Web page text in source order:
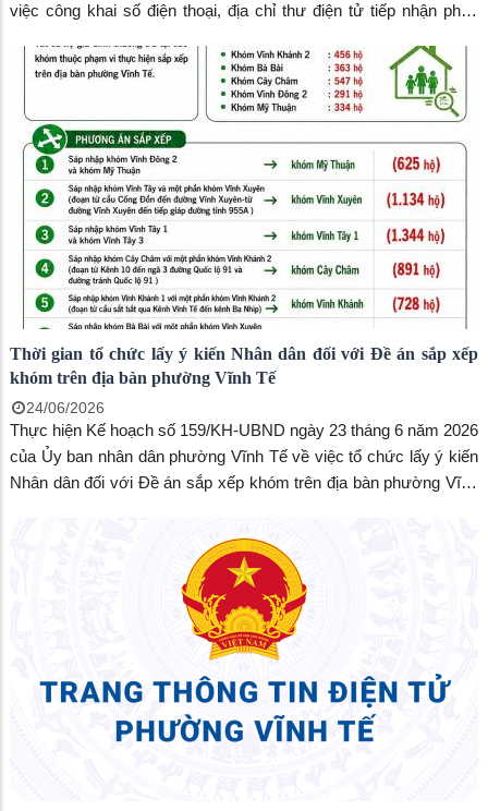
việc công khai số điện thoại, địa chỉ thư điện tử tiếp nhận phản
giải quyết của Ủy ban nhân dân phường.
Thời gian tổ chức lấy ý kiến Nhân dân đối với Đề án sắp xếp
khóm trên địa bàn phường Vĩnh Tế
24/06/2026
Thực hiện Kế hoạch số 159/KH-UBND ngày 23 tháng 6 năm 2026
của Ủy ban nhân dân phường Vĩnh Tế về việc tổ chức lấy ý kiến
Nhân dân đối với Đề án sắp xếp khóm trên địa bàn phường Vĩnh